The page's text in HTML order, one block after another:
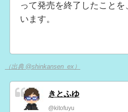
って発売を終了したことを
います。
（出典 @shinkansen_ex）
きとふゆ
@kitofuyu